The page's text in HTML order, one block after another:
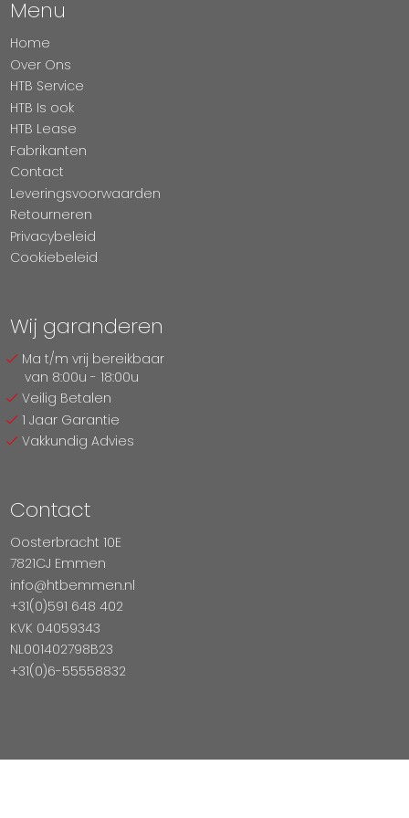
Menu
Home
Over Ons
HTB Service
HTB Is ook
HTB Lease
Fabrikanten
Contact
Leveringsvoorwaarden
Retourneren
Privacybeleid
Cookiebeleid
Wij garanderen
Ma t/m vrij bereikbaar
van 8:00u - 18:00u
Veilig Betalen
1 Jaar Garantie
Vakkundig Advies
Contact
Oosterbracht 10E
7821CJ Emmen
info@htbemmen.nl
+31(0)591 648 402
KVK 04059343
NL001402798B23
+31(0)6-55558832